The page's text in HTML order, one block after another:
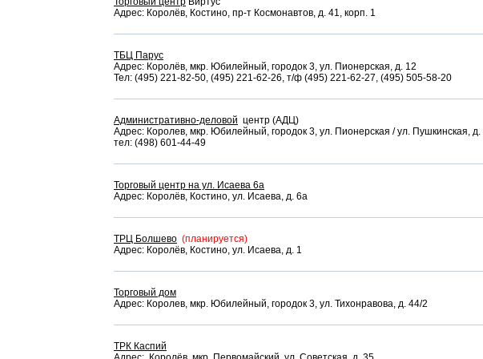
Адрес: Королёв, Костино, пр-т Космонавтов, д. 41, корп. 1
ТБЦ Парус
Адрес: Королёв, мкр. Юбилейный, городок 3, ул. Пионерская, д. 12
Тел: (495) 221-82-50, (495) 221-62-26, т/ф (495) 221-62-27, (495) 505-58-20
Административно-деловой центр (АДЦ)
Адрес: Королев, мкр. Юбилейный, городок 3, ул. Пионерская / ул. Пушкинская, д.
тел: (498) 601-44-49
Торговый центр на ул. Исаева 6а
Адрес: Королёв, Костино, ул. Исаева, д. 6а
ТРЦ Болшево (планируется)
Адрес: Королёв, Костино, ул. Исаева, д. 1
Торговый дом
Адрес: Королев, мкр. Юбилейный, городок 3, ул. Тихонравова, д. 44/2
ТРК Каспий